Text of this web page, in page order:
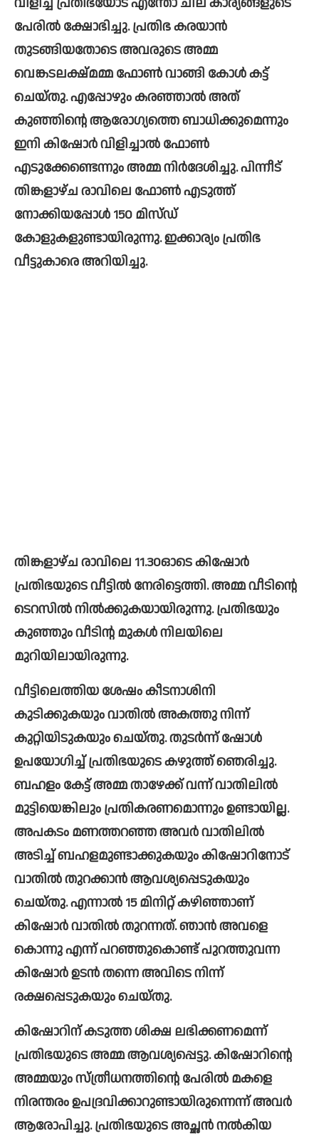
പേരില്‍ ക്ഷോഭിച്ചു. പ്രതിഭ കരയാന്‍
തുടങ്ങിയതോടെ അവരുടെ അമ്മ
വെങ്കടലക്ഷ്മമ്മ ഫോണ്‍ വാങ്ങി കോള്‍ കട്ട്
ചെയ്തു. എപ്പോഴും കരഞ്ഞാല്‍ അത്
കുഞ്ഞിന്റെ ആരോഗ്യത്തെ ബാധിക്കുമെന്നും
ഇനി കിഷോര്‍ വിളിച്ചാല്‍ ഫോണ്‍
എടുക്കേണ്ടെന്നും അമ്മ നിര്‍ദേശിച്ചു. പിന്നീട്
തിങ്കളാഴ്ച രാവിലെ ഫോണ്‍ എടുത്ത്
നോക്കിയപ്പോള്‍ 150 മിസ്ഡ്
കോളുകളുണ്ടായിരുന്നു. ഇക്കാര്യം പ്രതിഭ
വീട്ടുകാരെ അറിയിച്ചു.
തിങ്കളാഴ്ച രാവിലെ 11.30ഓടെ കിഷോര്‍
പ്രതിഭയുടെ വീട്ടില്‍ നേരിട്ടെത്തി. അമ്മ വീടിന്റെ
ടെറസില്‍ നില്‍ക്കുകയായിരുന്നു. പ്രതിഭയും
കുഞ്ഞും വീടിന്റ മുകള്‍ നിലയിലെ
മുറിയിലായിരുന്നു.
വീട്ടിലെത്തിയ ശേഷം കീടനാശിനി
കുടിക്കുകയും വാതില്‍ അകത്തു നിന്ന്
കുറ്റിയിടുകയും ചെയ്തു. തുടര്‍ന്ന് ഷോള്‍
ഉപയോഗിച്ച്‌ പ്രതിഭയുടെ കഴുത്ത് ഞെരിച്ചു.
ബഹളം കേട്ട് അമ്മ താഴേക്ക് വന്ന് വാതിലില്‍
മുട്ടിയെങ്കിലും പ്രതികരണമൊന്നും ഉണ്ടായില്ല.
അപകടം മണത്തറഞ്ഞ അവര്‍ വാതിലില്‍
അടിച്ച്‌ ബഹളമുണ്ടാക്കുകയും കിഷോറിനോട്
വാതില്‍ തുറക്കാന്‍ ആവശ്യപ്പെടുകയും
ചെയ്തു. എന്നാല്‍ 15 മിനിറ്റ് കഴിഞ്ഞാണ്
കിഷോര്‍ വാതില്‍ തുറന്നത്. ഞാന്‍ അവളെ
കൊന്നു എന്ന് പറഞ്ഞുകൊണ്ട് പുറത്തുവന്ന
കിഷോര്‍ ഉടന്‍ തന്നെ അവിടെ നിന്ന്
രക്ഷപ്പെടുകയും ചെയ്തു.
കിഷോറിന് കടുത്ത ശിക്ഷ ലഭിക്കണമെന്ന്
പ്രതിഭയുടെ അമ്മ ആവശ്യപ്പെട്ടു. കിഷോറിന്റെ
അമ്മയും സ്ത്രീധനത്തിന്റെ പേരില്‍ മകളെ
നിരന്തരം ഉപദ്രവിക്കാറുണ്ടായിരുന്നെന്ന് അവര്‍
ആരോപിച്ചു. പ്രതിഭയുടെ അച്ഛന്‍ നല്‍കിയ